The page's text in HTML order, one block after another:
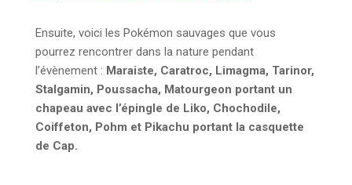
Ensuite, voici les Pokémon sauvages que vous
pourrez rencontrer dans la nature pendant
l’évènement : Maraiste, Caratroc, Limagma, Tarinor,
Stalgamin, Poussacha, Matourgeon portant un
chapeau avec l’épingle de Liko, Chochodile,
Coiffeton, Pohm et Pikachu portant la casquette
de Cap.